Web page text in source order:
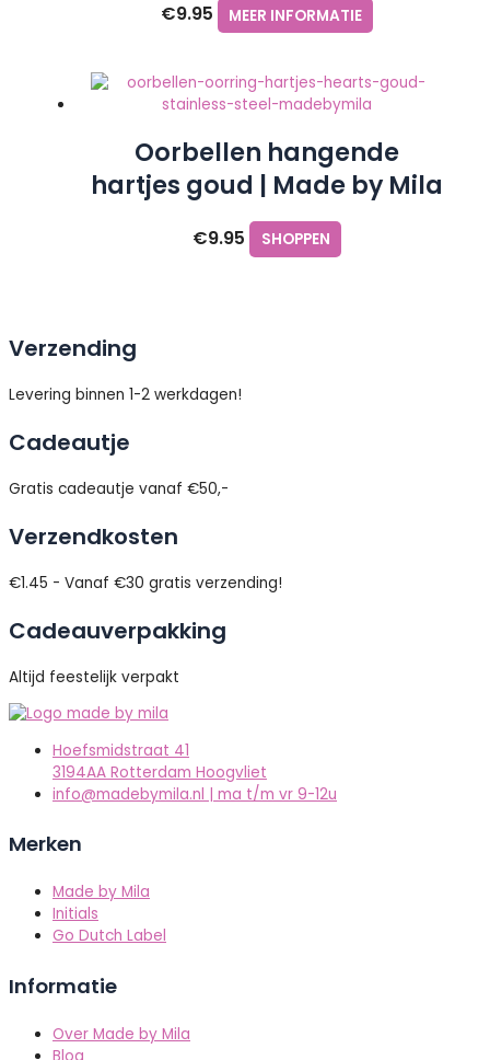
€9.95 MEER INFORMATIE
Oorbellen hangende
hartjes goud | Made by Mila
€9.95 SHOPPEN
Verzending
Levering binnen 1-2 werkdagen!
Cadeautje
Gratis cadeautje vanaf €50,-
Verzendkosten
€1.45 - Vanaf €30 gratis verzending!
Cadeauverpakking
Altijd feestelijk verpakt
Hoefsmidstraat 41
3194AA Rotterdam Hoogvliet
info@madebymila.nl | ma t/m vr 9-12u
Merken
Made by Mila
Initials
Go Dutch Label
Informatie
Over Made by Mila